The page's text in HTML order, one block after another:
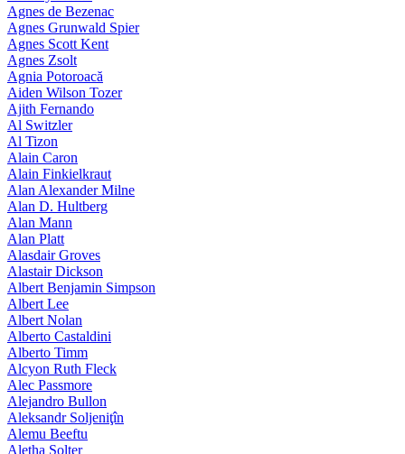
Agnes de Bezenac
Agnes Grunwald Spier
Agnes Scott Kent
Agnes Zsolt
Agnia Potoroacă
Aiden Wilson Tozer
Ajith Fernando
Al Switzler
Al Tizon
Alain Caron
Alain Finkielkraut
Alan Alexander Milne
Alan D. Hultberg
Alan Mann
Alan Platt
Alasdair Groves
Alastair Dickson
Albert Benjamin Simpson
Albert Lee
Albert Nolan
Alberto Castaldini
Alberto Timm
Alcyon Ruth Fleck
Alec Passmore
Alejandro Bullon
Aleksandr Soljeniţîn
Alemu Beeftu
Aletha Solter